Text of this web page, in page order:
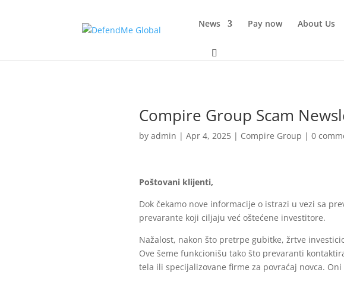
News Pay now About Us
Compire Group Scam
byadmin |Apr 4, 2025 | Compire Group |0
Poštovani klijenti,
Dok čekamo nove informacije o istrazi u vezi sa
prevarante koji ciljaju već oštećene investitore.
Nažalost, nakon što pretrpe gubitke, žrtve
Ove šeme funkcionišu tako što prevaranti
tela ili specijalizovane firme za povraćaj novca.